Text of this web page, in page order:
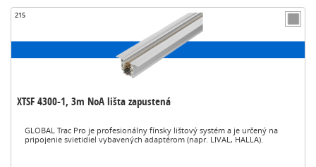
215
XTSF 4300-1, 3m NoA lišta zapustená
GLOBAL Trac Pro je profesionálny fínsky lištový systém a je určený na
pripojenie svietidiel vybavených adaptérom (napr. LIVAL, HALLA).